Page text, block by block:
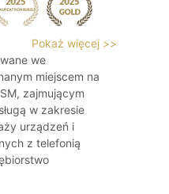
Pokaż więcej >>
we
miejscem na
zajmującym
w zakresie
urządzeń i
z telefonią